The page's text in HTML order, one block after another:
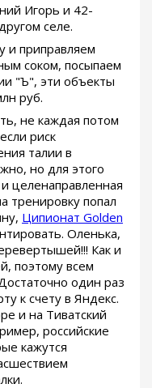
Игорь и 42-
селе.
и приправляем
соком, посыпаем
"Ъ", эти объекты
руб.
не каждая потом
риск
талии в
но для этого
целенаправленная
тренировку попал
Ципионат Golden
Оленька,
Как и
поэтому всем
один раз
к счету в Яндекс.
и на Тиватский
российские
кажутся